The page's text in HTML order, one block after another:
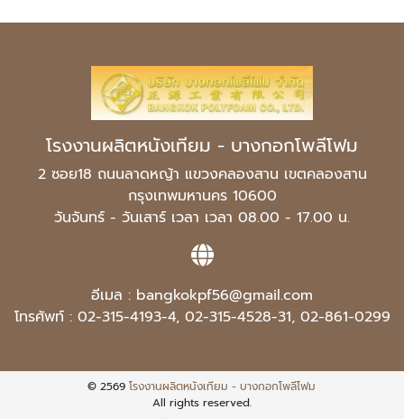
โรงงานผลิตหนังเทียม - บางกอกโพลีโฟม
2 ซอย18 ถนนลาดหญ้า แขวงคลองสาน เขตคลองสาน
กรุงเทพมหานคร 10600
วันจันทร์ - วันเสาร์ เวลา เวลา 08.00 - 17.00 น.
อีเมล : bangkokpf56@gmail.com
โทรศัพท์ : 02-315-4193-4, 02-315-4528-31, 02-861-0299
© 2569โรงงานผลิตหนังเทียม - บางกอกโพลีโฟม
All rights reserved.